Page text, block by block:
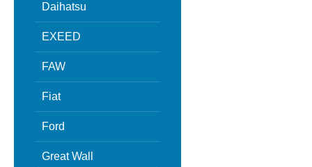
Daihatsu
EXEED
FAW
Fiat
Ford
Great Wall